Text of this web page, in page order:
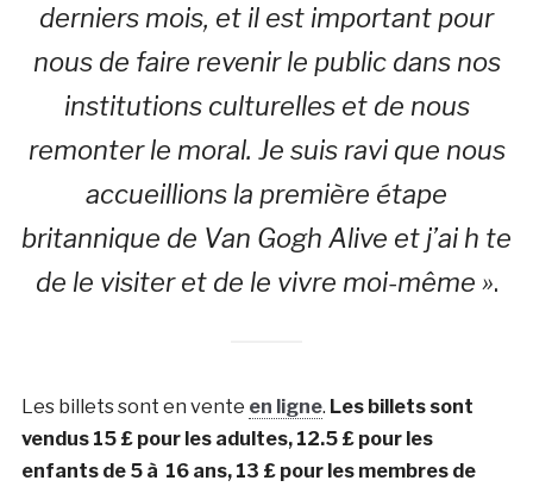
derniers mois, et il est important pour
nous de faire revenir le public dans nos
institutions culturelles et de nous
remonter le moral. Je suis ravi que nous
accueillions la première étape
britannique de Van Gogh Alive et j’ai h te
de le visiter et de le vivre moi-même ».
Les billets sont en vente en ligne. Les billets sont
vendus 15 £ pour les adultes, 12.5 £ pour les
enfants de 5 à 16 ans, 13 £ pour les membres de